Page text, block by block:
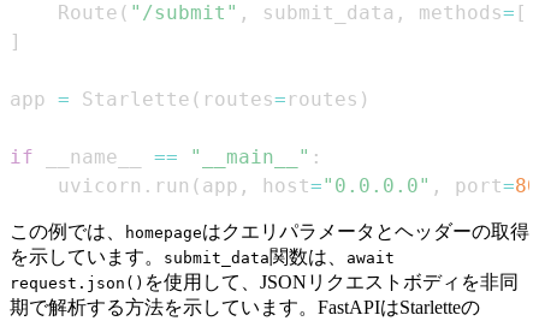
    Route
( "/submit" , submit_data , methods= [
]
app = Starlette ( routes= routes )
if __name__ == "__main__" :
    uvicorn
. run ( app , host="0.0.0.0" , port=
この例では、 homepageはクエリパラメータとヘッダーの取得
を示しています。
submit_data関数は、
await
request.json() を使用して、JSONリクエストボディを非同
期で解析する方法を示しています。FastAPIはStarletteの